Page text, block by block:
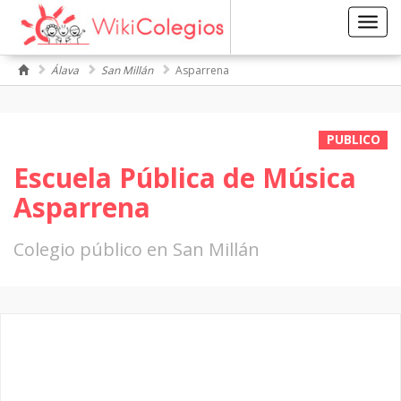
Álava San Millán Asparrena
PUBLICO
Escuela Pública de Música
Asparrena
Colegio público en San Millán